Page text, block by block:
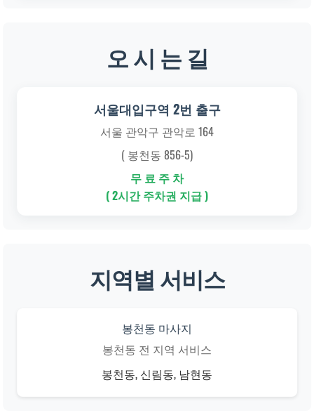
오 시 는 길
서울대입구역 2번 출구
서울 관악구 관악로 164
( 봉천동 856-5)
무 료 주 차
( 2시간 주차권 지급 )
지역별 서비스
봉천동 마사지
봉천동 전 지역 서비스
봉천동, 신림동, 남현동